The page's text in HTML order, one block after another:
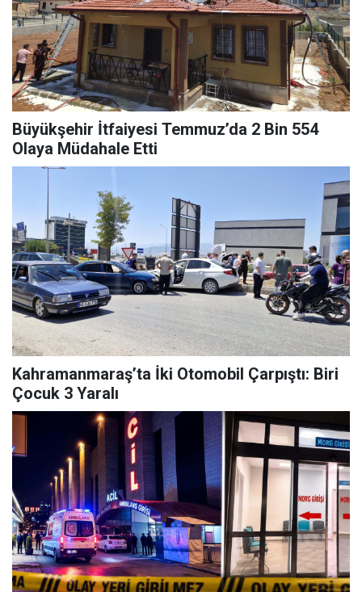
Büyükşehir İtfaiyesi Temmuz’da 2 Bin 554
Olaya Müdahale Etti
Kahramanmaraş’ta İki Otomobil Çarpıştı: Biri
Çocuk 3 Yaralı